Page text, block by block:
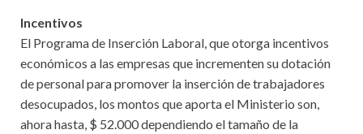
Incentivos
El Programa de Inserción Laboral, que otorga incentivos
económicos a las empresas que incrementen su dotación
de personal para promover la inserción de trabajadores
desocupados, los montos que aporta el Ministerio son,
ahora hasta, $ 52.000 dependiendo el tamaño de la